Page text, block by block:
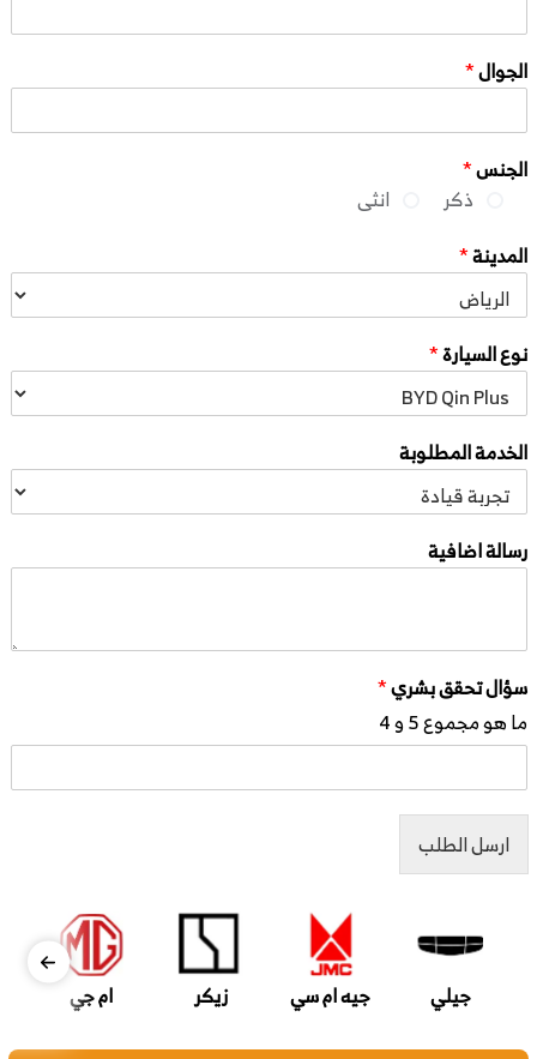
الجوال*
الجنس*
ذكر
انثى
المدينة*
نوع السيارة*
الخدمة المطلوبة
رسالة اضافية
سؤال تحقق بشري*
ما هو مجموع 5 و 4
ارسل الطلب
جيلي جيه ام سي زيكر ام جي